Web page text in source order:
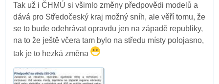
Tak už i ČHMÚ si všimlo změny předpovědi modelů a
dává pro Středočeský kraj možný sníh, ale věří tomu, že
se to bude odehrávat opravdu jen na západě republiky,
na to že ještě včera tam bylo na středu místy polojasno,
tak je to hezká změna